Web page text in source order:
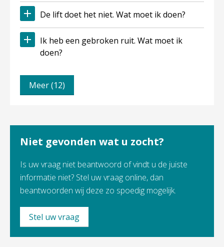
De lift doet het niet. Wat moet ik doen?
Ik heb een gebroken ruit. Wat moet ik
doen?
Meer (12)
Niet gevonden wat u zocht?
Is uw vraag niet beantwoord of vindt u de juiste
informatie niet? Stel uw vraag online, dan
beantwoorden wij deze zo spoedig mogelijk.
Stel uw vraag